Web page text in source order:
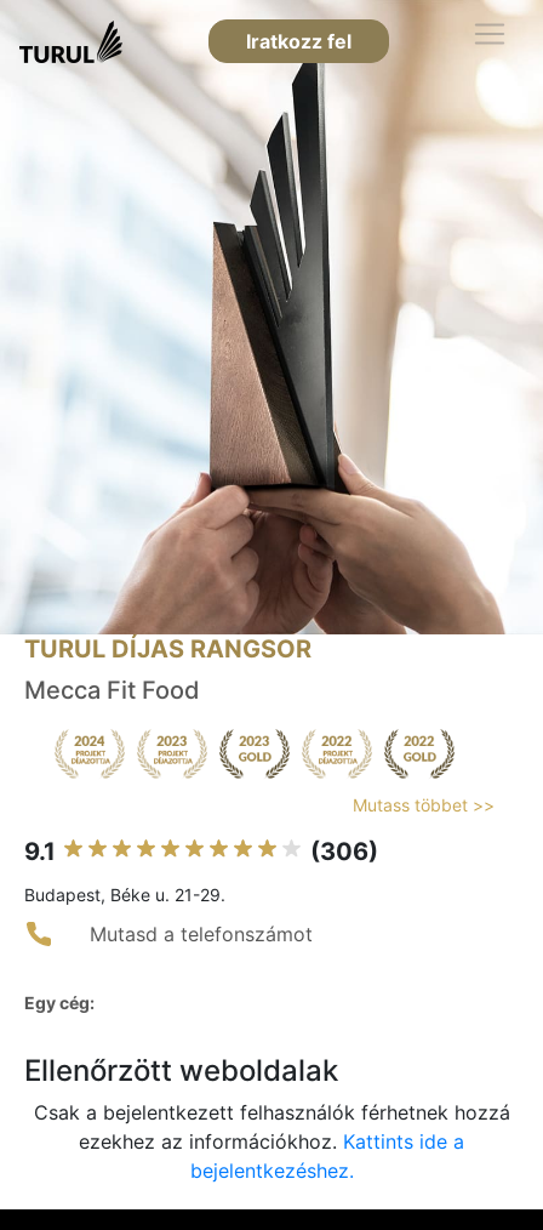
Iratkozz fel
TURUL DÍJAS RANGSOR
Mecca Fit Food
Mutass többet >>
9.1 (306)
Budapest, Béke u. 21-29.
Mutasd a telefonszámot
Egy cég:
Ellenőrzött weboldalak
Csak a bejelentkezett felhasználók férhetnek hozzá
ezekhez az információkhoz. Kattints ide a
bejelentkezéshez.